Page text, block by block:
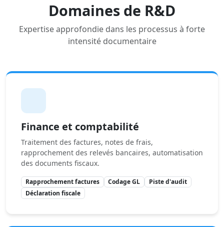
Domaines de R&D
Expertise approfondie dans les processus à forte
intensité documentaire
Finance et comptabilité
Traitement des factures, notes de frais,
rapprochement des relevés bancaires, automatisation
des documents fiscaux.
Rapprochement factures Codage GL
Piste d'audit
Déclaration fiscale